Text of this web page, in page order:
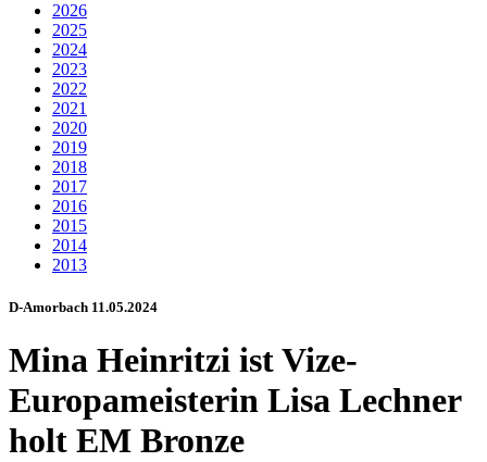
2026
2025
2024
2023
2022
2021
2020
2019
2018
2017
2016
2015
2014
2013
D-Amorbach 11.05.2024
Mina Heinritzi ist Vize-
Europameisterin Lisa Lechner
holt EM Bronze